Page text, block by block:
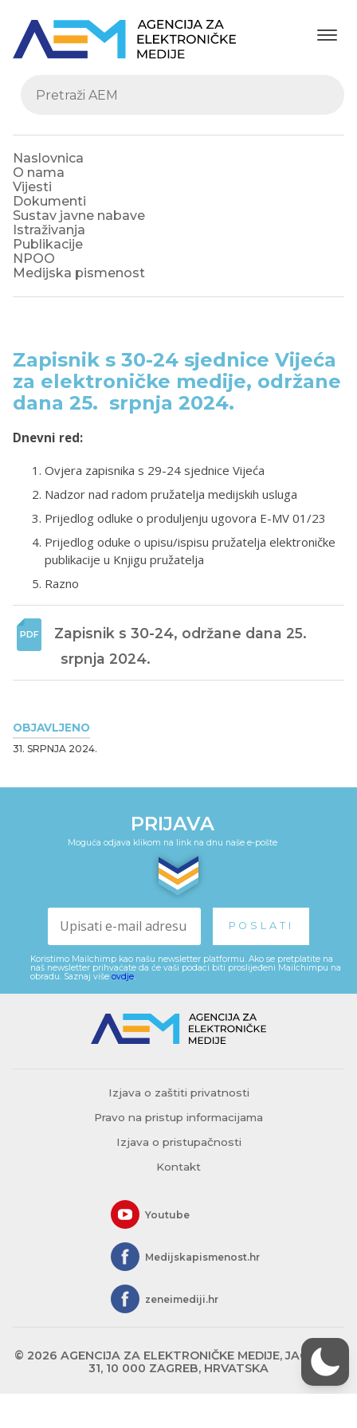
Naslovnica
O nama
Vijesti
Dokumenti
Sustav javne nabave
Istraživanja
Publikacije
NPOO
Medijska pismenost
OBJAVLJENO
31. SRPNJA 2024.
Zapisnik s 30-24 sjednice Vijeća
za elektroničke medije, održane
dana 25. srpnja 2024.
Dnevni red:
Ovjera zapisnika s 29-24 sjednice Vijeća
Nadzor nad radom pružatelja medijskih usluga
Prijedlog odluke o produljenju ugovora E-MV 01/23
Prijedlog oduke o upisu/ispisu pružatelja elektroničke
publikacije u Knjigu pružatelja
Razno
Zapisnik s 30-24, održane dana 25.
srpnja 2024.
PRIJAVA
Moguća odjava klikom na link na dnu naše e-pošte
Koristimo Mailchimp kao našu newsletter platformu. Ako se pretplatite na
naš newsletter prihvaćate da će vaši podaci biti proslijeđeni Mailchimpu na
obradu. Saznaj više ovdje
Izjava o zaštiti privatnosti
Pravo na pristup informacijama
Izjava o pristupačnosti
Kontakt
Youtube
Medijskapismenost.hr
zeneimediji.hr
© 2026 AGENCIJA ZA ELEKTRONIČKE MEDIJE, JAGIĆEVA
31, 10 000 ZAGREB, HRVATSKA